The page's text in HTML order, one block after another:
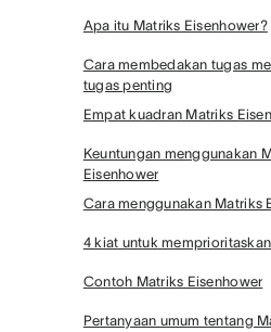
Apa itu Matriks Eisenhower?
Cara membedakan tugas
tugas penting
Empat kuadran Matriks
Keuntungan menggunakan
Eisenhower
Cara menggunakan Matriks
4 kiat untuk
Contoh Matriks Eisenhower
Pertanyaan umum tentang